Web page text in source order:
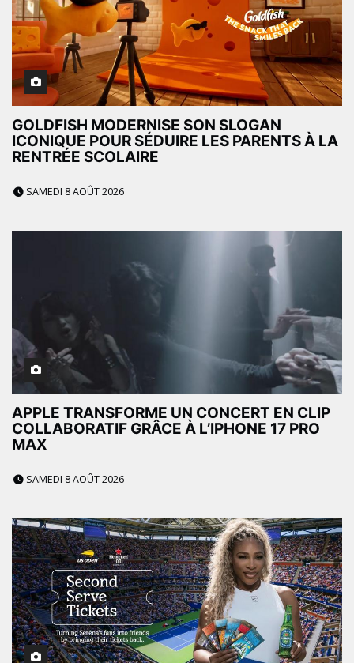
GOLDFISH MODERNISE SON SLOGAN
ICONIQUE POUR SÉDUIRE LES PARENTS À LA
RENTRÉE SCOLAIRE
SAMEDI 8 AOÛT 2026
APPLE TRANSFORME UN CONCERT EN CLIP
COLLABORATIF GRÂCE À L’IPHONE 17 PRO
MAX
SAMEDI 8 AOÛT 2026